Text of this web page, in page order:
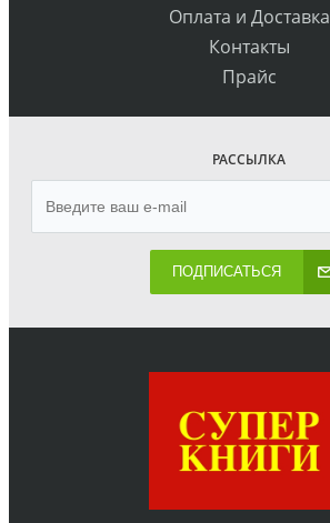
Оплата и Доставка
Контакты
Прайс
РАССЫЛКА
ПОДПИСАТЬСЯ